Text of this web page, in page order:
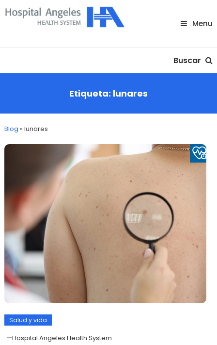
Skip
To
Menu
Buscar
Etiqueta: lunares
Blog »lunares
Salud y vida
Hospital Angeles Health System